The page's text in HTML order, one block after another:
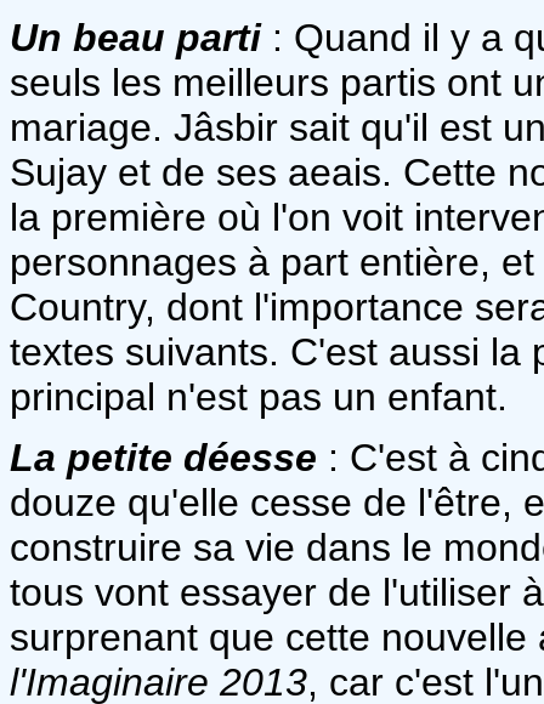
Un beau parti: Quand il y a
seuls les meilleurs partis ont
mariage. Jâsbir sait qu'il est
Sujay et de ses aeais. Cette
la première où l'on voit
personnages à part entière,
Country, dont l'importance
textes suivants. C'est aussi la
principal n'est pas un enfant.
La petite déesse : C'est à
douze qu'elle cesse de l'être,
construire sa vie dans le
tous vont essayer de l'utiliser
surprenant que cette
l'Imaginaire 2013, car c'est